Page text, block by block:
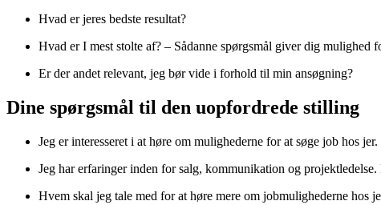
Hvad er jeres bedste resultat?
Hvad er I mest stolte af? – Sådanne spørgsmål giver dig mulighed
Er der andet relevant, jeg bør vide i forhold til min ansøgning?
Dine spørgsmål til den uopfordrede stilling
Jeg er interesseret i at høre om mulighederne for at søge job hos
Jeg har erfaringer inden for salg, kommunikation og
Hvem skal jeg tale med for at høre mere om jobmulighederne hos